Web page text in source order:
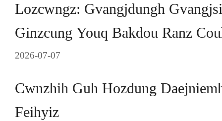
Lozcwngz: Gvangjdungh
Ginzcung Youq Bakdou Ranz
2026-07-07
Cwnzhih Guh Hozdung
Feihyiz